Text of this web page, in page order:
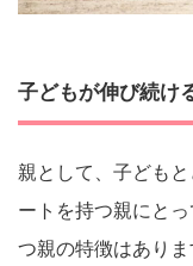
子どもが伸び続け
親として、子ども
ートを持つ親にと
つ親の特徴はあり